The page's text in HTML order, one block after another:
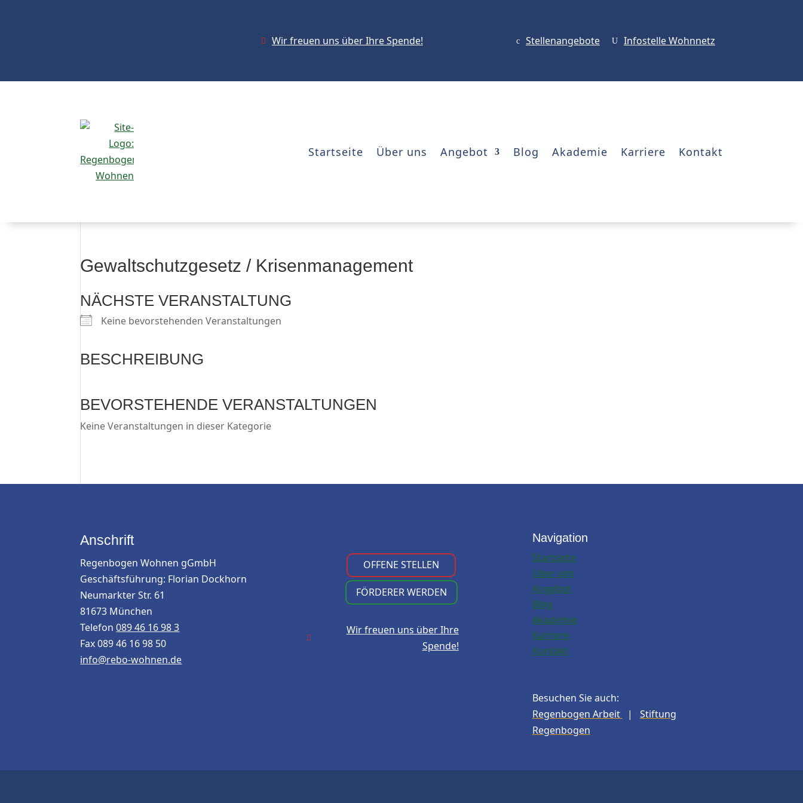
 Wir freuen uns über Ihre Spende! c Stellenangebote U Infostelle Wohnnetz
Startseite Über uns Angebot Blog Akademie Karriere Kontakt
Gewaltschutzgesetz / Krisenmanagement
NÄCHSTE VERANSTALTUNG
Keine bevorstehenden Veranstaltungen
BESCHREIBUNG
BEVORSTEHENDE VERANSTALTUNGEN
Keine Veranstaltungen in dieser Kategorie
Anschrift
Regenbogen Wohnen gGmbH
Geschäftsführung: Florian Dockhorn
Neumarkter Str. 61
81673 München
Telefon089 46 16 98 3
Fax 089 46 16 98 50
info@rebo-wohnen.de
OFFENE STELLEN
FÖRDERER WERDEN

Wir freuen uns über Ihre
Spende!
Navigation
Startseite
Über uns
Angebot
Blog
Akademie
Karriere
Kontakt
Besuchen Sie auch:
Regenbogen Arbeit
| Stiftung
Regenbogen